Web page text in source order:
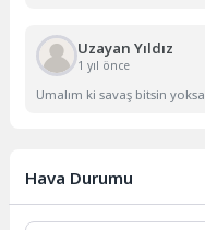
Uzayan Yıldız
1 yıl önce
Umalım ki savaş bitsin
Hava Durumu